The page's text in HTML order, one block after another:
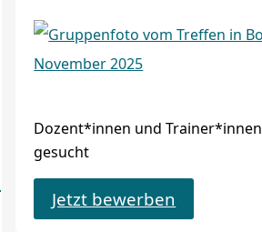
Dozent*innen und Trainer*innen
gesucht
Jetzt bewerben